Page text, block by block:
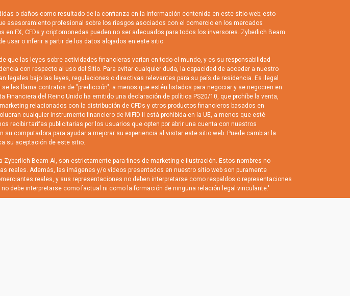
o daños como resultado de la confianza en la información contenida en este sitio web; esto
asesoramiento profesional sobre los riesgos asociados con el comercio en los mercados
FX, CFDs y criptomonedas pueden no ser adecuados para todos los inversores. Zyberlich Beam
usar o inferir a partir de los datos alojados en este sitio.
que las leyes sobre actividades financieras varían en todo el mundo, y es su responsabilidad
con respecto al uso del Sitio. Para evitar cualquier duda, la capacidad de acceder a nuestro
bajo las leyes, regulaciones o directivas relevantes para su país de residencia. Es ilegal
les llama contratos de "predicción", a menos que estén listados para negociar y se negocien en
del Reino Unido ha emitido una declaración de política PS20/10, que prohíbe la venta,
relacionados con la distribución de CFDs y otros productos financieros basados en
cualquier instrumento financiero de MiFID II está prohibida en la UE, a menos que esté
recibir tarifas publicitarias por los usuarios que opten por abrir una cuenta con nuestros
computadora para ayudar a mejorar su experiencia al visitar este sitio web. Puede cambiar la
su aceptación de este sitio.
Beam AI, son estrictamente para fines de marketing e ilustración. Estos nombres no
reales. Además, las imágenes y/o vídeos presentados en nuestro sitio web son puramente
reales, y sus representaciones no deben interpretarse como respaldos o representaciones
debe interpretarse como factual ni como la formación de ninguna relación legal vinculante.'